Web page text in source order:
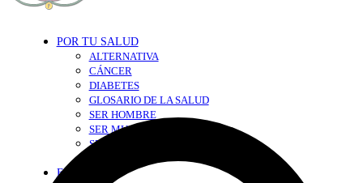
POR TU SALUD
ALTERNATIVA
CÁNCER
DIABETES
GLOSARIO DE LA SALUD
SER HOMBRE
SER MUJER
SEXY-SALUD
EN FORMA